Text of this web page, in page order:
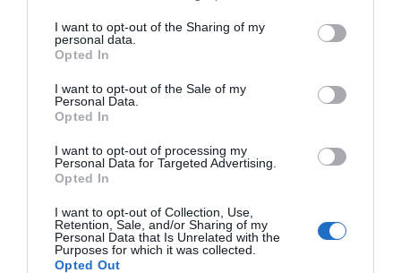
I want to opt-out of the Sharing of my
personal data.
Opted In
I want to opt-out of the Sale of my
Personal Data.
Opted In
I want to opt-out of processing my
Personal Data for Targeted Advertising.
Opted In
I want to opt-out of Collection, Use,
Retention, Sale, and/or Sharing of my
Personal Data that Is Unrelated with the
Purposes for which it was collected.
Opted Out
restauranghögskolan i Grythyttan. På denna sida
delar jag med mig av tusentals olika recept för alla
smaker - noviser som hemmakockar. Alla recept
har jag provlagat, skrivit och fotat så att du ska
kunna laga dem med bästa resultat hemma. Läs mer
om mig.
Tillbehör och liknande: